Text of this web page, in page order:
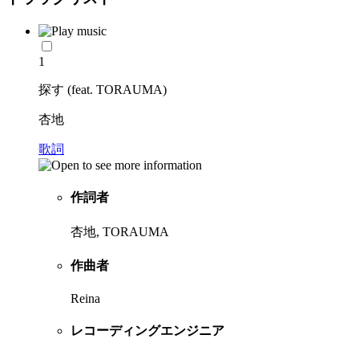
1
探す (feat. TORAUMA)
杏地
歌詞
作詞者
杏地, TORAUMA
作曲者
Reina
レコーディングエンジニア